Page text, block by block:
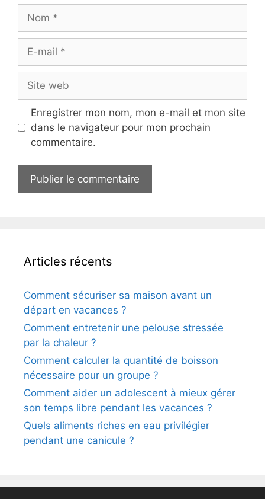
Nom
Site
web
Enregistrer mon nom, mon e-mail et mon site
dans le navigateur pour mon prochain
commentaire.
Articles récents
Comment sécuriser sa maison avant un
départ en vacances ?
Comment entretenir une pelouse stressée
par la chaleur ?
Comment calculer la quantité de boisson
nécessaire pour un groupe ?
Comment aider un adolescent à mieux gérer
son temps libre pendant les vacances ?
Quels aliments riches en eau privilégier
pendant une canicule ?